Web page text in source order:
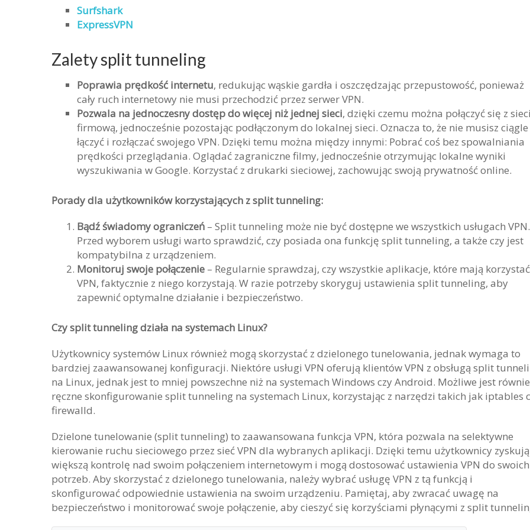
Surfshark
ExpressVPN
Zalety split tunneling
Poprawia prędkość internetu, redukując wąskie gardła i oszczędzając przepustowość, ponieważ
cały ruch internetowy nie musi przechodzić przez serwer VPN.
Pozwala na jednoczesny dostęp do więcej niż jednej sieci, dzięki czemu można połączyć się z
firmową, jednocześnie pozostając podłączonym do lokalnej sieci. Oznacza to, że nie musisz ciągle
łączyć i rozłączać swojego VPN. Dzięki temu można między innymi: Pobrać coś bez spowalniania
prędkości przeglądania. Oglądać zagraniczne filmy, jednocześnie otrzymując lokalne wyniki
wyszukiwania w Google. Korzystać z drukarki sieciowej, zachowując swoją prywatność online.
Porady dla użytkowników korzystających z split tunneling:
Bądź świadomy ograniczeń– Split tunneling może nie być dostępne we wszystkich usługach VPN.
Przed wyborem usługi warto sprawdzić, czy posiada ona funkcję split tunneling, a także czy jest
kompatybilna z urządzeniem.
Monitoruj swoje połączenie– Regularnie sprawdzaj, czy wszystkie aplikacje, które mają
VPN, faktycznie z niego korzystają. W razie potrzeby skoryguj ustawienia split tunneling, aby
zapewnić optymalne działanie i bezpieczeństwo.
Czy split tunneling działa na systemach Linux?
Użytkownicy systemów Linux również mogą skorzystać z dzielonego tunelowania, jednak wymaga to
bardziej zaawansowanej konfiguracji. Niektóre usługi VPN oferują klientów VPN z obsługą split
na Linux, jednak jest to mniej powszechne niż na systemach Windows czy Android. Możliwe jest
ręczne skonfigurowanie split tunneling na systemach Linux, korzystając z narzędzi takich jak iptables
firewalld.
Dzielone tunelowanie (split tunneling) to zaawansowana funkcja VPN, która pozwala na selektywne
kierowanie ruchu sieciowego przez sieć VPN dla wybranych aplikacji. Dzięki temu użytkownicy zyskują
większą kontrolę nad swoim połączeniem internetowym i mogą dostosować ustawienia VPN do swoich
potrzeb. Aby skorzystać z dzielonego tunelowania, należy wybrać usługę VPN z tą funkcją i
skonfigurować odpowiednie ustawienia na swoim urządzeniu. Pamiętaj, aby zwracać uwagę na
bezpieczeństwo i monitorować swoje połączenie, aby cieszyć się korzyściami płynącymi z split